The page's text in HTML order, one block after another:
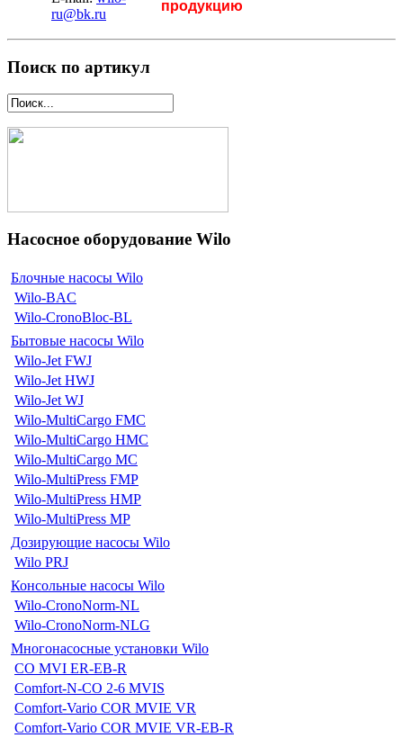
ru@bk.ru
продукцию
Поиск по артикул
Насосное оборудование Wilo
Блочные насосы Wilo
Wilo-BAC
Wilo-CronoBloc-BL
Бытовые насосы Wilo
Wilo-Jet FWJ
Wilo-Jet HWJ
Wilo-Jet WJ
Wilo-MultiCargo FMC
Wilo-MultiCargo HMC
Wilo-MultiCargo MC
Wilo-MultiPress FMP
Wilo-MultiPress HMP
Wilo-MultiPress MP
Дозирующие насосы Wilo
Wilo PRJ
Консольные насосы Wilo
Wilo-CronoNorm-NL
Wilo-CronoNorm-NLG
Многонасосные установки Wilo
CO MVI ER-EB-R
Comfort-N-CO 2-6 MVIS
Comfort-Vario COR MVIE VR
Comfort-Vario COR MVIE VR-EB-R